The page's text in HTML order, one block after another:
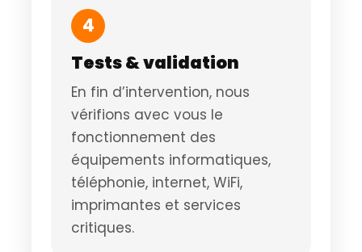
4
Tests & validation
En fin d’intervention, nous
vérifions avec vous le
fonctionnement des
équipements informatiques,
téléphonie, internet, WiFi,
imprimantes et services
critiques.